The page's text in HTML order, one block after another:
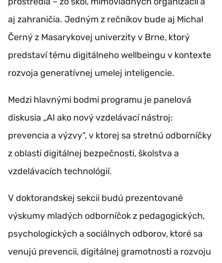
aj zahraničia. Jedným z rečníkov bude aj Michal
Černý z Masarykovej univerzity v Brne, ktorý
predstaví tému digitálneho wellbeingu v kontexte
rozvoja generatívnej umelej inteligencie.
Medzi hlavnými bodmi programu je panelová
diskusia „AI ako nový vzdelávací nástroj:
prevencia a výzvy“, v ktorej sa stretnú odborníčky
z oblasti digitálnej bezpečnosti, školstva a
vzdelávacích technológií.
V doktorandskej sekcii budú prezentované
výskumy mladých odborníčok z pedagogických,
psychologických a sociálnych odborov, ktoré sa
venujú prevencii, digitálnej gramotnosti a rozvoju